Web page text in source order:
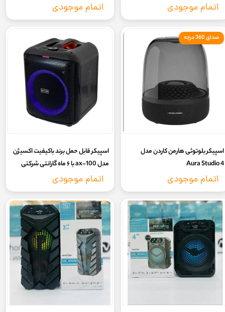
اتمام موجودی اتمام موجودی
اسپیکر بلوتوثی هارمن کاردن مدل
Aura Studio 4
اتمام موجودی
صدای 360 درجه
اسپیکر قابل حمل برند باکیفیت اکسیژن
مدل ax-100 با ۶ ماه گارانتی شرکتی
اتمام موجودی